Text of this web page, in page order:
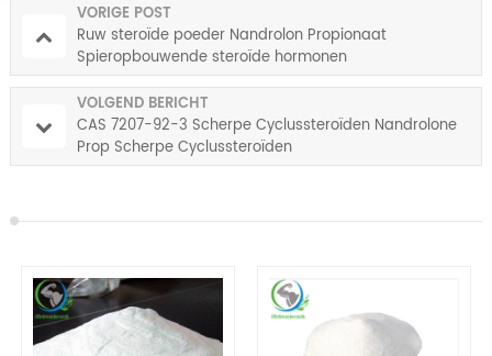
VORIGE POST
Ruw steroïde poeder Nandrolon Propionaat
Spieropbouwende steroïde hormonen
VOLGEND BERICHT
CAS 7207-92-3 Scherpe Cyclussteroïden Nandrolone
Prop Scherpe Cyclussteroïden